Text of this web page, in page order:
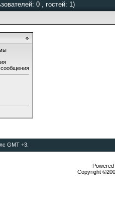
0 , гостей: 1)
сообщения
GMT +3.
Copyright